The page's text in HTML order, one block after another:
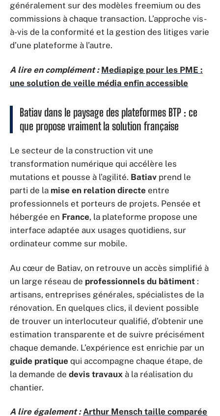
généralement sur des modèles freemium ou des
commissions à chaque transaction. L’approche vis-
à-vis de la conformité et la gestion des litiges varie
d’une plateforme à l’autre.
A lire en complément : Mediapige pour les PME :
une solution de veille média enfin accessible
Batiav dans le paysage des plateformes BTP : ce
que propose vraiment la solution française
Le secteur de la construction vit une
transformation numérique qui accélère les
mutations et pousse à l’agilité. Batiav prend le
parti de la mise en relation directe entre
professionnels et porteurs de projets. Pensée et
hébergée en France, la plateforme propose une
interface adaptée aux usages quotidiens, sur
ordinateur comme sur mobile.
Au cœur de Batiav, on retrouve un accès simplifié à
un large réseau de professionnels du bâtiment :
artisans, entreprises générales, spécialistes de la
rénovation. En quelques clics, il devient possible
de trouver un interlocuteur qualifié, d’obtenir une
estimation transparente et de suivre précisément
chaque demande. L’expérience est enrichie par un
guide pratique qui accompagne chaque étape, de
la demande de devis travaux à la réalisation du
chantier.
A lire également : Arthur Mensch taille comparée